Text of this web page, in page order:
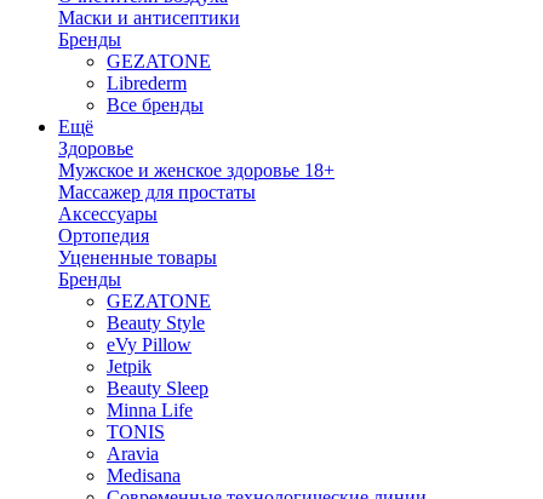
Маски и антисептики
Бренды
GEZATONE
Librederm
Все бренды
Ещё
Здоровье
Мужское и женское здоровье 18+
Массажер для простаты
Аксессуары
Ортопедия
Уцененные товары
Бренды
GEZATONE
Beauty Style
eVy Pillow
Jetpik
Beauty Sleep
Minna Life
TONIS
Aravia
Medisana